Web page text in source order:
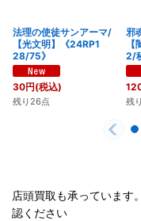
法理の使徒サンアーマ/
【光文明】《24RP1
28/75》
30円(税込)
残り26点
邪
2/
残
店頭買取も承っています
認ください